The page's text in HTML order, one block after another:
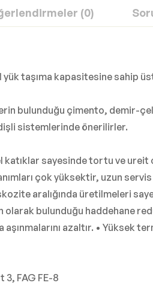
(0)
taşıma kapasitesine sahip
bulunduğu çimento,
sistemlerinde önerilirler.
sayesinde tortu ve
çok yüksektir, uzun
aralığında üretilmeleri
olarak bulunduğu haddehane
azaltır. • Yüksek
3, FAG FE-8